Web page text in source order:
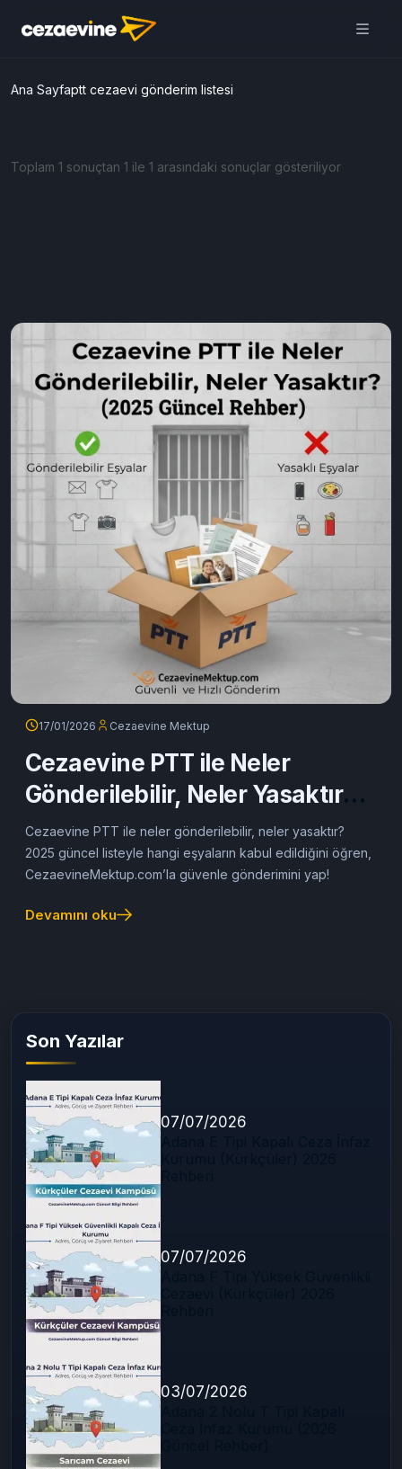
Ana Sayfaptt cezaevi gönderim listesi
Toplam 1 sonuçtan 1 ile 1 arasındaki sonuçlar gösteriliyor
17/01/2026 Cezaevine Mektup
Cezaevine PTT ile Neler
Gönderilebilir, Neler Yasaktır?
(2025 Rehber)
Cezaevine PTT ile neler gönderilebilir, neler yasaktır?
2025 güncel listeyle hangi eşyaların kabul edildiğini öğren,
CezaevineMektup.com’la güvenle gönderimini yap!
Devamını oku
Son Yazılar
07/07/2026
07/07/2026
03/07/2026